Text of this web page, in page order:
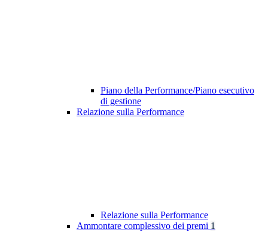
Piano della Performance/Piano esecutivo
di gestione
Relazione sulla Performance
Relazione sulla Performance
Ammontare complessivo dei premi 1